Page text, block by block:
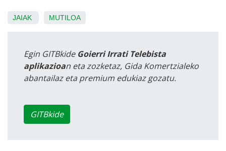
JAIAK MUTILOA
Egin GITBkide Goierri Irrati Telebista
aplikazioan eta zozketaz, Gida Komertzialeko
abantailaz eta premium edukiaz gozatu.
GITBkide